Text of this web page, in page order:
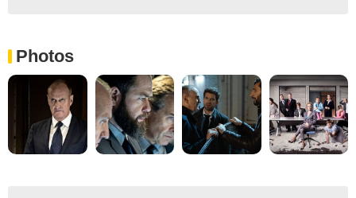
Photos